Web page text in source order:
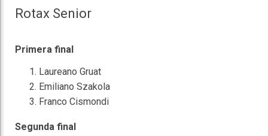
Rotax Senior
Primera final
Laureano Gruat
Emiliano Szakola
Franco Cismondi
Segunda final